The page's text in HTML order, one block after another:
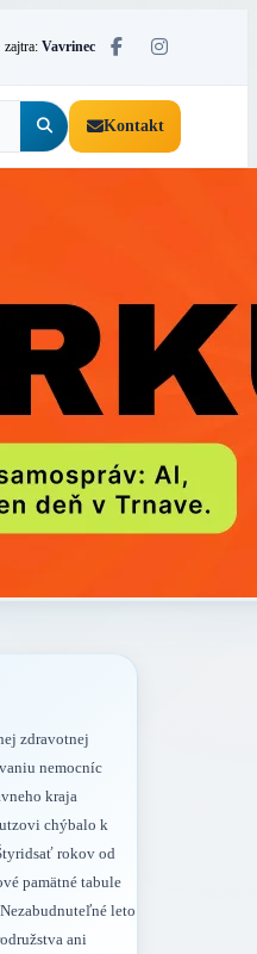
zajtra: Vavrinec
Kontakt
zdravotnej
nemocníc
kraja
chýbalo k
rokov od
pamätné tabule
leto
ani